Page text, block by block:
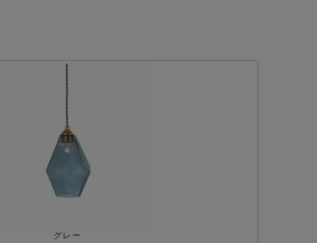
グレー